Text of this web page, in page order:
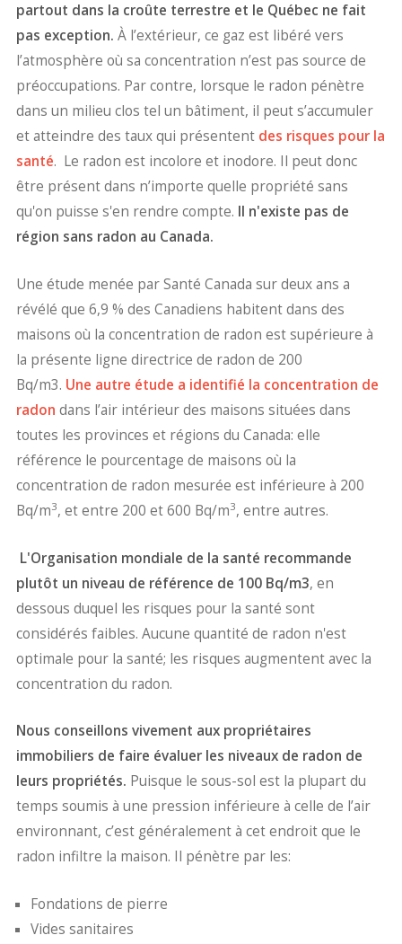
partout dans la croûte terrestre et le Québec ne fait
pas exception. À l’extérieur, ce gaz est libéré vers
l’atmosphère où sa concentration n’est pas source de
préoccupations. Par contre, lorsque le radon pénètre
dans un milieu clos tel un bâtiment, il peut s’accumuler
et atteindre des taux qui présentent des risques pour la
santé. Le radon est incolore et inodore. Il peut donc
être présent dans n’importe quelle propriété sans
qu'on puisse s'en rendre compte. Il n'existe pas de
région sans radon au Canada.
Une étude menée par Santé Canada sur deux ans a
révélé que 6,9 % des Canadiens habitent dans des
maisons où la concentration de radon est supérieure à
la présente ligne directrice de radon de 200
Bq/m3. Une autre étude a identifié la concentration de
radon dans l’air intérieur des maisons situées dans
toutes les provinces et régions du Canada: elle
référence le pourcentage de maisons où la
concentration de radon mesurée est inférieure à 200
Bq/m3, et entre 200 et 600 Bq/m3, entre autres.
L'Organisation mondiale de la santé recommande
plutôt un niveau de référence de 100 Bq/m3, en
dessous duquel les risques pour la santé sont
considérés faibles. Aucune quantité de radon n'est
optimale pour la santé; les risques augmentent avec la
concentration du radon.
Nous conseillons vivement aux propriétaires
immobiliers de faire évaluer les niveaux de radon de
leurs propriétés. Puisque le sous-sol est la plupart du
temps soumis à une pression inférieure à celle de l’air
environnant, c’est généralement à cet endroit que le
radon infiltre la maison. Il pénètre par les:
Fondations de pierre
Vides sanitaires